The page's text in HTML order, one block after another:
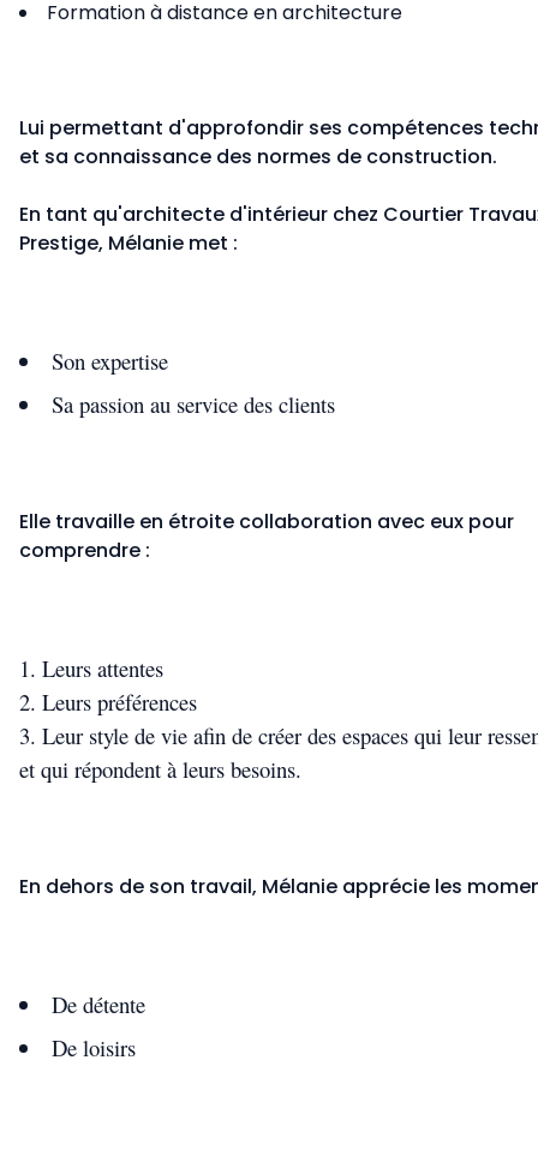
Formation à distance en architecture
Lui permettant d'approfondir ses compétences
et sa connaissance des normes de construction.
En tant qu'architecte d'intérieur chez Courtier
Prestige, Mélanie met :
Son expertise
Sa passion au service des clients
Elle travaille en étroite collaboration avec eux pour
comprendre :
Leurs attentes
Leurs préférences
Leur style de vie afin de créer des espaces qui leur
et qui répondent à leurs besoins.
En dehors de son travail, Mélanie apprécie les
De détente
De loisirs